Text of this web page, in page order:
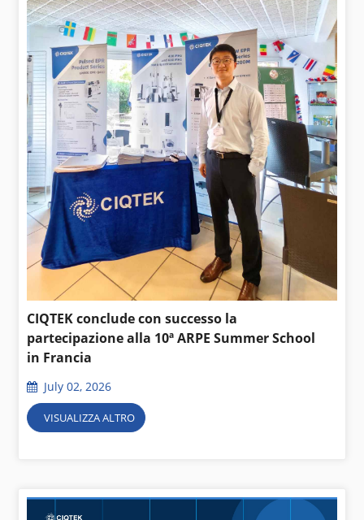
CIQTEK conclude con successo la
partecipazione alla 10ª ARPE Summer School
in Francia
July 02, 2026
VISUALIZZA ALTRO